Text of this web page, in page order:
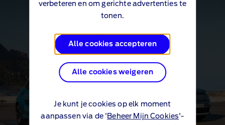
verbeteren en om gerichte advertenties te
tonen.
Alle cookies accepteren
Alle cookies weigeren
Je kunt je cookies op elk moment
aanpassen via de ' Beheer Mijn Cookies'-